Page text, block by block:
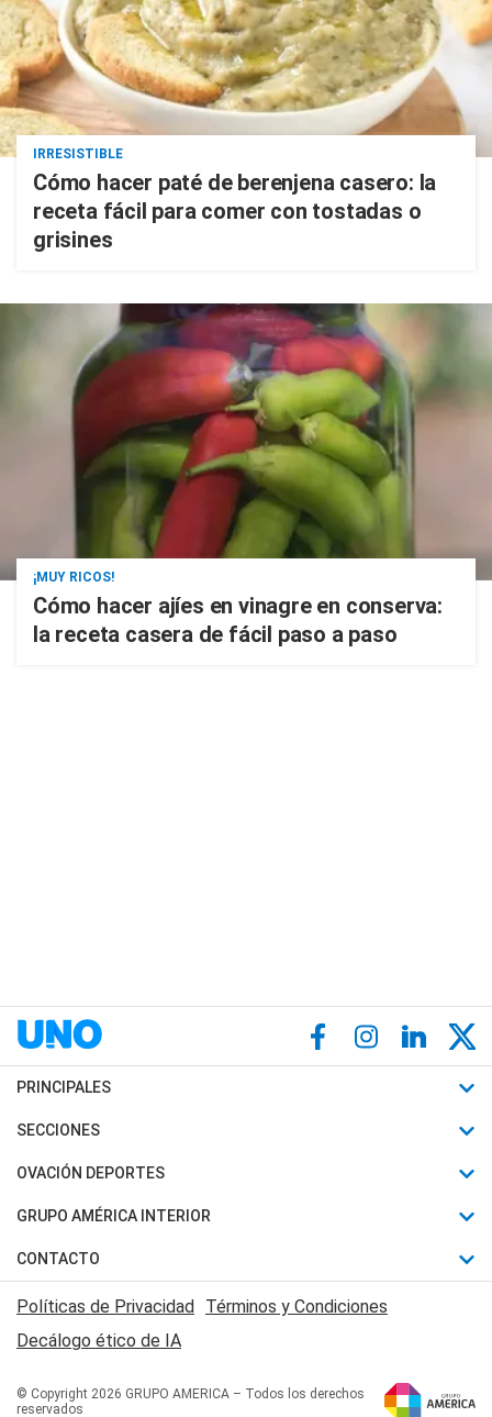
IRRESISTIBLE
Cómo hacer paté de berenjena casero: la
receta fácil para comer con tostadas o
grisines
¡MUY RICOS!
Cómo hacer ajíes en vinagre en conserva:
la receta casera de fácil paso a paso
PRINCIPALES
Últimas Noticias
Política
Judiciales
Economia
SECCIONES
Horóscopo
Motores
Trucos caseros
Series y Películas
Edictos y Solicitadas
OVACIÓN DEPORTES
Fútbol
Mundial
Automovilismo
Rugby
Básquet
GRUPO AMÉRICA INTERIOR
Canal 7 en Vivo
San Juan 8
CONTACTO
Acerca de Nosotros
Contactanos
Políticas de Privacidad Términos y Condiciones
Decálogo ético de IA
© Copyright 2026 GRUPO AMERICA – Todos los derechos
reservados